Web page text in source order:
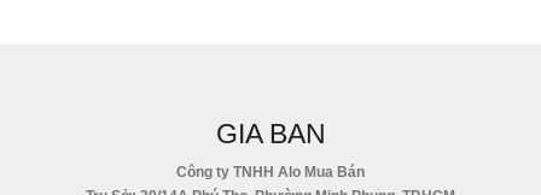
GIA BAN
Công ty TNHH Alo Mua Bán